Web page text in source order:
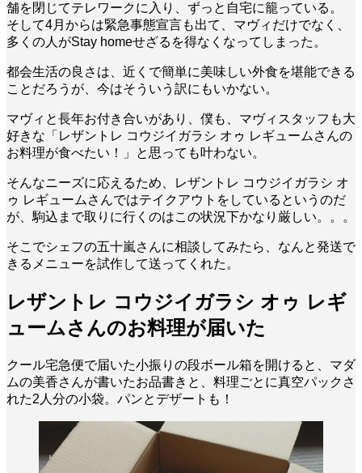
舗を閉じてテレワークに入り、ずっと自宅に籠っている。
そして4月からは緊急事態宣言も出て、マヴィだけでなく、
多くの人がStay homeせざるを得なくなってしまった。
都会生活の良さは、近くで簡単に美味しい外食を堪能できる
ことだろうが、今はそういう訳にもいかない。
マヴィと長年お付き合いがあり、僕も、マヴィスタッフも大
好きな「レザントレ コウジイガラシ オゥ レギュームさんの
お料理が食べたい！」と思っても叶わない。
そんなニーズに応えるため、レザントレ コウジイガラシ オ
ゥ レギュームさんではテイクアウトをしているというのだ
が、駒込まで取りに行くのはこの状況下かなり厳しい。。。
そこでシェフの五十嵐さんに相談してみたら、なんと発送で
きるメニューを試作して送ってくれた。
レザントレ コウジイガラシ オゥ レギ
ュームさんのお料理が届いた
クール宅急便で届いた小振りの段ボール箱を開けると、マダ
ムの美香さんが書いたお品書きと、料理ごとに真空パックさ
れた2人分の小袋。パンとデザートも！